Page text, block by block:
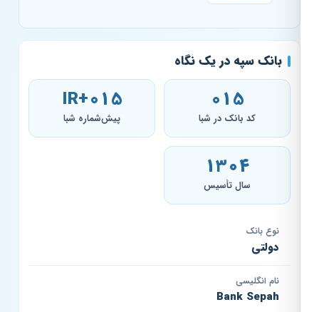
بانک سپه در یک نگاه
015
کد بانک در شبا
IR+015
پیش‌شماره شبا
۱۳۰۴
سال تأسیس
نوع بانک
دولتی
نام انگلیسی
Bank Sepah